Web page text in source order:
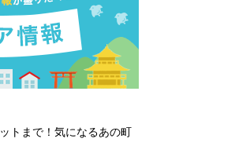
トまで！気になるあの町